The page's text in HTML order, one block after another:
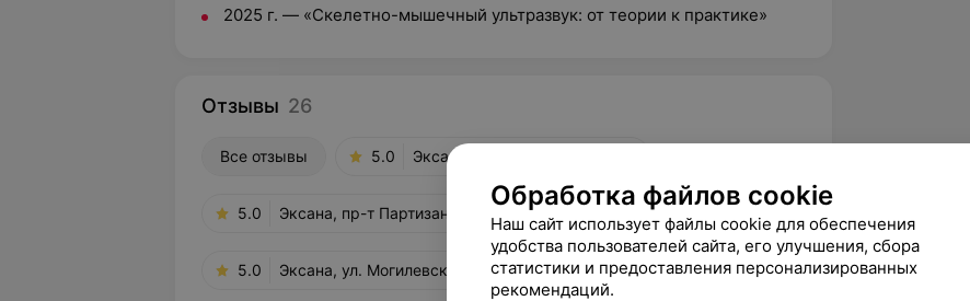
2025 г. — «Скелетно-мышечный ультразвук: от теории к практике»
Отзывы 26
Все отзывы 5.0 Эксана, ул. Надеждинская, 2
5.0 Эксана, пр-т Партизанский, 104
5.0 Эксана, ул. Могилевская, 5/1
Обработка файлов cookie
Наш сайт использует файлы cookie для обеспечения
удобства пользователей сайта, его улучшения, сбора
статистики и предоставления персонализированных
рекомендаций.